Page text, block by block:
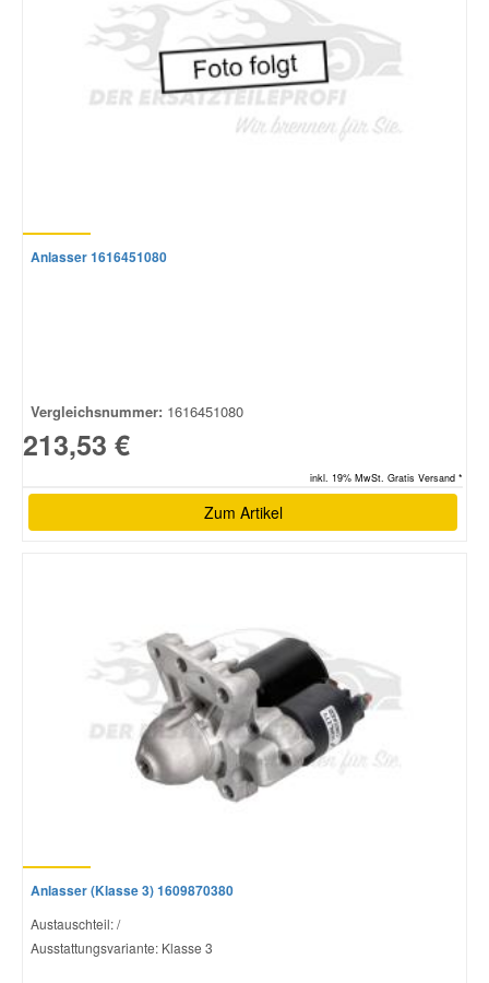
Anlasser 1616451080
Vergleichsnummer: 1616451080
213,53 €
inkl. 19% MwSt. Gratis Versand *
Zum Artikel
Anlasser (Klasse 3) 1609870380
Austauschteil: /
Ausstattungsvariante: Klasse 3